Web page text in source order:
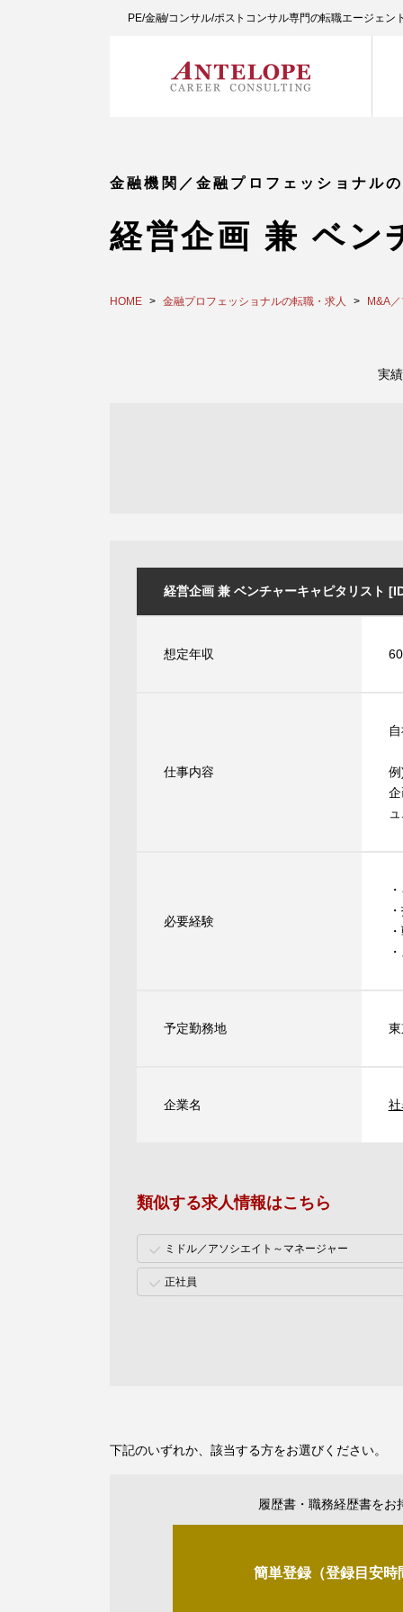
PE/金融/コンサル/ポストコンサル専門の転職エージェ
金融機関／金融プロフェッショナル
経営企画 兼 ベ
HOME 金融プロフェッショナルの転職・求人 M&A
実
経営企画 兼 ベンチャーキャピタリスト
想定年収
仕事内容
必要経験
予定勤務地
企業名
類似する求人情報はこちら
ミドル／アソシエイト～マネージャー
正社員
下記のいずれか、該当する方をお選びください。
履歴書・職務経歴書をお
簡単登録（登録目安時